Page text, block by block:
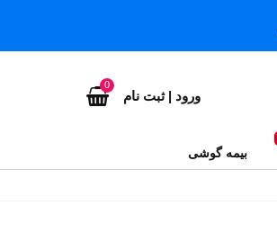
ورود | ثبت نام
0
بیمه گوشی